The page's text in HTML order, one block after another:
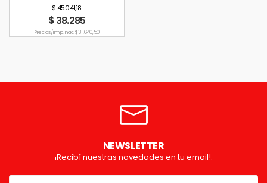
$ 45.041,18
$ 38.285
Precio s/imp. nac. $ 31.640,50
NEWSLETTER
¡Recibí nuestras novedades en tu email!.